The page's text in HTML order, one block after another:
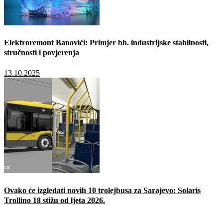
Elektroremont Banovići: Primjer bh. industrijske stabilnosti,
stručnosti i povjerenja
13.10.2025
Ovako će izgledati novih 10 trolejbusa za Sarajevo: Solaris
Trollino 18 stižu od ljeta 2026.